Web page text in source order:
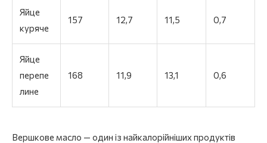
Яйце
куряче
157 12,7 11,5 0,7
Яйце
перепе
лине
168 11,9 13,1 0,6
Вершкове масло — один із найкалорійніших продуктів